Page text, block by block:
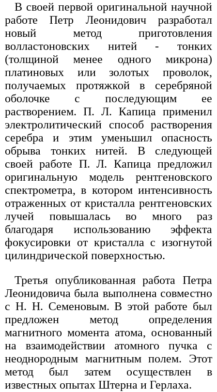
В своей первой оригинальной научной
работе Петр Леонидович разработал
новый метод приготовления
волластоновских нитей - тонких
(толщиной менее одного микрона)
платиновых или золотых проволок,
получаемых протяжкой в серебряной
оболочке с последующим ее
растворением. П. Л. Капица применил
электролитический способ растворения
серебра и этим уменьшил опасность
обрыва тонких нитей. В следующей
своей работе П. Л. Капица предложил
оригинальную модель рентгеновского
спектрометра, в котором интенсивность
отраженных от кристалла рентгеновских
лучей повышалась во много раз
благодаря использованию эффекта
фокусировки от кристалла с изогнутой
цилиндрической поверхностью.
Третья опубликованная работа Петра
Леонидовича была выполнена совместно
с Н. Н. Семеновым. В этой работе был
предложен метод определения
магнитного момента атома, основанный
на взаимодействии атомного пучка с
неоднородным магнитным полем. Этот
метод был затем осуществлен в
известных опытах Штерна и Герлаха.